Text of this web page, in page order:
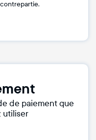
de paiement que
utiliser